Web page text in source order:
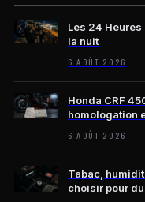
Les 24
la nuit
6 AOÛT 2026
Honda CRF
homologation
6 AOÛT 2026
Tabac,
choisir pour